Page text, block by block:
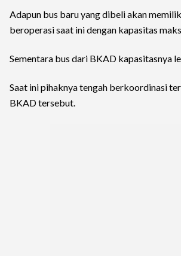
Adapun bus baru yang dibeli akan
beroperasi saat ini dengan kapasitas
Sementara bus dari BKAD kapasitasnya
Saat ini pihaknya tengah berkoordinasi
BKAD tersebut.